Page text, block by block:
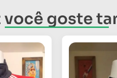
você goste